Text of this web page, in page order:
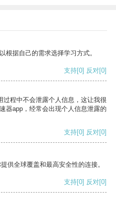
根据自己的需求选择学习方式。
支持[0] 反对[0]
程中不会泄露个人信息，这让我很
器app，经常会出现个人信息泄露的
支持[0] 反对[0]
供全球覆盖和最高安全性的连接。
支持[0] 反对[0]